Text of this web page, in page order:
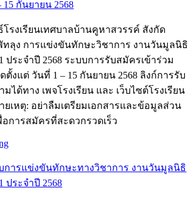
กันยายน 2568
รงเรียนเทศบาลบ้านคูหาสวรรค์ สังกัด
ทลุง การแข่งขันทักษะวิชาการ งานวันมูลนิธิ
ประจำปี 2568 ระบบการรับสมัครเข้าร่วม
ตั้งแต่ วันที่ 1 – 15 กันยายน 2568 ลิงก์การรับ
ได้ทาง เพจโรงเรียน และ เว็บไซต์โรงเรียน
ยเหตุ: อย่าลืมเตรียมเอกสารและข้อมูลส่วน
การสมัครที่สะดวกรวดเร็ว
บการแข่งขันทักษะทางวิชาการ งานวันมูลนิธิ
ประจำปี 2568